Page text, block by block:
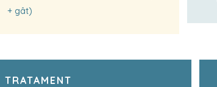
+ gât)
TRATAMENT